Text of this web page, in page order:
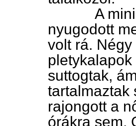
A
nyugodott
volt rá.
suttogtak,
tartalmaztak
rajongott a
órákra sem.